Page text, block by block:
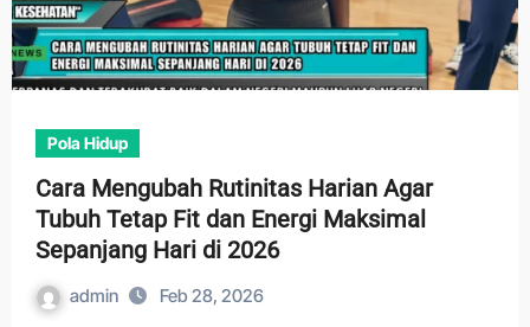
Pola Hidup
Cara Mengubah Rutinitas Harian Agar
Tubuh Tetap Fit dan Energi Maksimal
Sepanjang Hari di 2026
admin Feb 28, 2026